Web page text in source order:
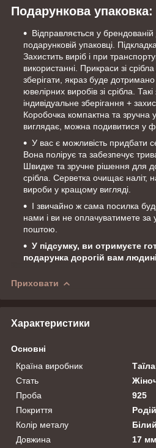
Подарункова упаковка:
Відправляється у брендованій
подарунковій упаковці.
Захистить виріб і при
використанні. Прикраси зі
зберігати, якраз буде дотримано
ювелірних виробів зі срібла.
індивідуальне зберігання +
Коробочка компактна та зручна
виглядає, можна подивитися у
У вас є можливість придбати
Вона полірує та забезпечує
Швидке та зручне рішення для
срібла. Серветка очищає наліт,
вироби у кращому вигляді.
І звичайно ж сама посилка
нами і ви не оплачуватимете за
поштою.
У підсумку, ви отримуєте
подарунка дорогій вам
Приховати
Характеристики
Основні
Країна виробник
Стать
Проба
925
Покриття
Родій
Колір металу
Білий
Довжина
17 мм